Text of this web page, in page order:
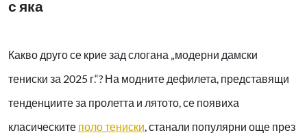
с яка
Какво друго се крие зад слогана „модерни дамски
тениски за 2025 г.“? На модните дефилета, представящи
тенденциите за пролетта и лятото, се появиха
класическите поло тениски, станали популярни още през